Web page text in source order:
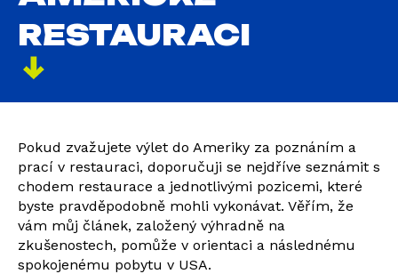
RESTAURACI
Pokud zvažujete výlet do Ameriky za poznáním a
prací v restauraci, doporučuji se nejdříve seznámit s
chodem restaurace a jednotlivými pozicemi, které
byste pravděpodobně mohli vykonávat. Věřím, že
vám můj článek, založený výhradně na
zkušenostech, pomůže v orientaci a následnému
spokojenému pobytu v USA.